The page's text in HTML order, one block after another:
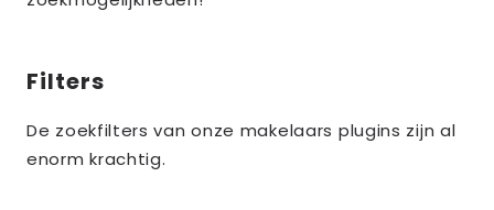
Filters
De zoekfilters van onze makelaars plugins zijn al
enorm krachtig.